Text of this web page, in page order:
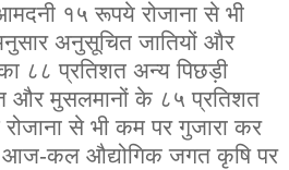
१५ रूपये रोजाना से भी
अनुसूचित जातियों और
८८ प्रतिशत अन्य पिछड़ी
और मुसलमानों के ८५ प्रतिशत
से भी कम पर गुजारा कर
आज-कल औद्योगिक जगत कृषि पर